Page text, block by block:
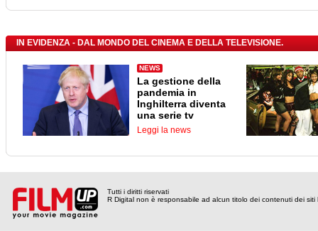
IN EVIDENZA - DAL MONDO DEL CINEMA E DELLA TELEVISIONE.
NEWS
La gestione della
pandemia in
Inghilterra diventa
una serie tv
Leggi la news
Tutti i diritti riservati
R Digital non è responsabile ad alcun titolo dei contenuti dei siti